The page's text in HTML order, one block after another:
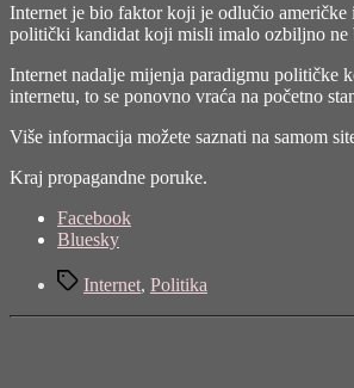
Internet je bio faktor koji je odlučio
politički kandidat koji misli imalo ozbiljno ne
Internet nadalje mijenja paradigmu političke
internetu, to se ponovno vraća na početno
Više informacija možete saznati na samom
Kraj propagandne poruke.
Share
"Internet
politički
Facebook
Bluesky
TagsInternet, Politika